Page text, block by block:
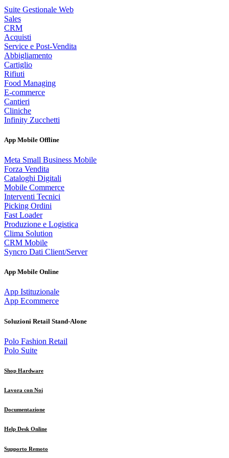
Suite Gestionale Web
Sales
CRM
Acquisti
Service e Post-Vendita
Abbigliamento
Cartiglio
Rifiuti
Food Managing
E-commerce
Cantieri
Cliniche
Infinity Zucchetti
App Mobile Offline
Meta Small Business Mobile
Forza Vendita
Cataloghi Digitali
Mobile Commerce
Interventi Tecnici
Picking Ordini
Fast Loader
Produzione e Logistica
Clima Solution
CRM Mobile
Syncro Dati Client/Server
App Mobile Online
App Istituzionale
App Ecommerce
Soluzioni Retail Stand-Alone
Polo Fashion Retail
Polo Suite
Shop Hardware
Lavora con Noi
Documentazione
Help Desk Online
Supporto Remoto